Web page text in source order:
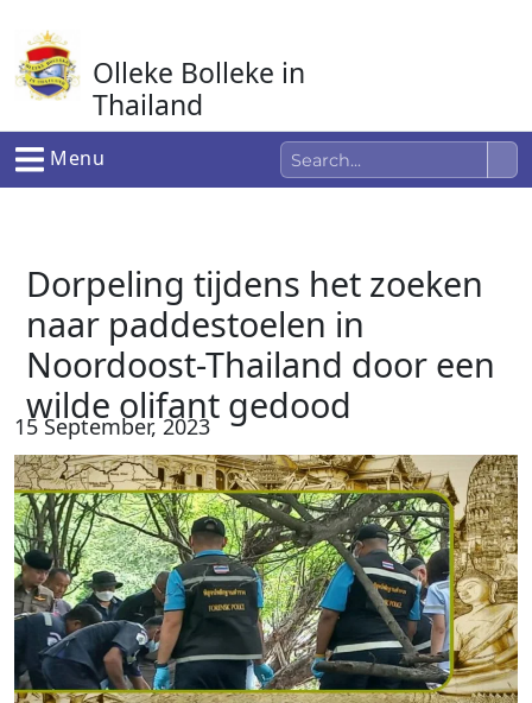
naar
de
inhoud
Olleke Bolleke in
Thailand
In Thailand
Menu
Dorpeling tijdens het zoeken
naar paddestoelen in
Noordoost-Thailand door een
wilde olifant gedood
15 September, 2023